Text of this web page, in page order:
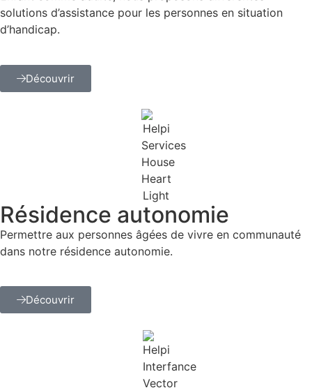
solutions d’assistance pour les personnes en situation
d’handicap.
Découvrir
Résidence autonomie
Permettre aux personnes âgées de vivre en communauté
dans notre résidence autonomie.
Découvrir